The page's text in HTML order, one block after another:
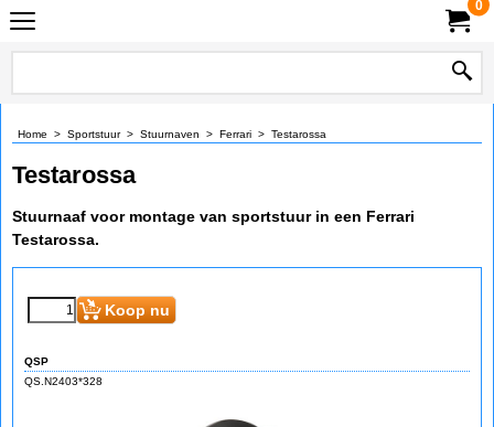
0
Home > Sportstuur> Stuurnaven > Ferrari > Testarossa
Testarossa
Stuurnaaf voor montage van sportstuur in een Ferrari
Testarossa.
Koop nu
QSP
QS.N2403*328